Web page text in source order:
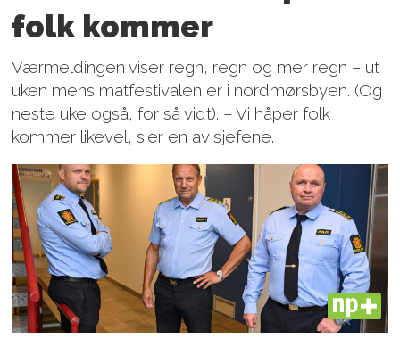
folk kommer
Værmeldingen viser regn, regn og mer regn – ut
uken mens matfestivalen er i nordmørsbyen. (Og
neste uke også, for så vidt). – Vi håper folk
kommer likevel, sier en av sjefene.
PLUS